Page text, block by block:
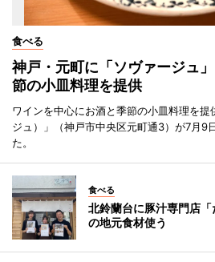
食べる
神戸・元町に「ソヴァージュ
節の小皿料理を提供
ワインを中心にお酒と季節の小皿料理を
ジュ）」（神戸市中央区元町通3）が7月9
た。
食べる
北鈴蘭台に豚汁専門店
の地元食材使う